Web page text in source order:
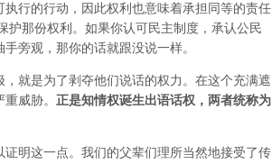
行的行动，因此权利也意味着承担同等的责任
那份权利。如果你认可民主制度，承认公民
旁观，那你的话就跟没说一样。
就是为了剥夺他们说话的权力。在这个充满遮
威胁。 正是知情权诞生出语话权，两者统称为
明这一点。我们的父辈们理所当然地接受了传